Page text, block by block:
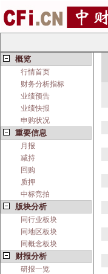
概览
行情首页
财务分析指标
业绩预告
业绩快报
申购状况
重要信息
月报
减持
回购
质押
中标竞拍
版块分析
同行业板块
同地区板块
同概念板块
财报分析
研报一览